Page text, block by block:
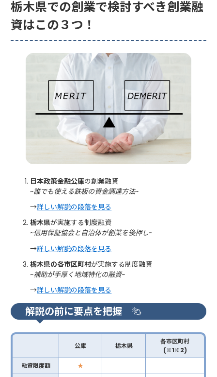
栃木県での創業で検討すべき創業融
資はこの３つ！
日本政策金融公庫の創業融資
~誰でも使える鉄板の資金調達方法~
→詳しい解説の段落を見る
栃木県が実施する制度融資
~信用保証協会と自治体が創業を後押し~
→詳しい解説の段落を見る
栃木県の各市区町村が実施する制度融資
~補助が手厚く地域特化の融資~
→詳しい解説の段落を見る
解説の前に要点を把握
公庫 栃木県
各市区町村
(※1※2)
融資限度額
★